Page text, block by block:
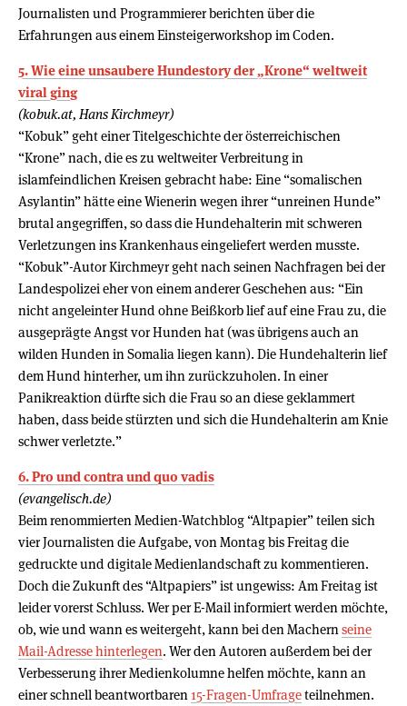
Journalisten und Programmierer berichten über die
Erfahrungen aus einem Einsteigerworkshop im Coden.
5. Wie eine unsaubere Hundestory der „Krone“ weltweit
viral ging
(kobuk.at, Hans Kirchmeyr)
“Kobuk” geht einer Titelgeschichte der österreichischen
“Krone” nach, die es zu weltweiter Verbreitung in
islamfeindlichen Kreisen gebracht habe: Eine “somalischen
Asylantin” hätte eine Wienerin wegen ihrer “unreinen Hunde”
brutal angegriffen, so dass die Hundehalterin mit schweren
Verletzungen ins Krankenhaus eingeliefert werden musste.
“Kobuk”-Autor Kirchmeyr geht nach seinen Nachfragen bei der
Landespolizei eher von einem anderer Geschehen aus: “Ein
nicht angeleinter Hund ohne Beißkorb lief auf eine Frau zu, die
ausgeprägte Angst vor Hunden hat (was übrigens auch an
wilden Hunden in Somalia liegen kann). Die Hundehalterin lief
dem Hund hinterher, um ihn zurückzuholen. In einer
Panikreaktion dürfte sich die Frau so an diese geklammert
haben, dass beide stürzten und sich die Hundehalterin am Knie
schwer verletzte.”
6. Pro und contra und quo vadis
(evangelisch.de)
Beim renommierten Medien-Watchblog “Altpapier” teilen sich
vier Journalisten die Aufgabe, von Montag bis Freitag die
gedruckte und digitale Medienlandschaft zu kommentieren.
Doch die Zukunft des “Altpapiers” ist ungewiss: Am Freitag ist
leider vorerst Schluss. Wer per E-Mail informiert werden möchte,
ob, wie und wann es weitergeht, kann bei den Machern seine
Mail-Adresse hinterlegen. Wer den Autoren außerdem bei der
Verbesserung ihrer Medienkolumne helfen möchte, kann an
einer schnell beantwortbaren 15-Fragen-Umfrageteilnehmen.